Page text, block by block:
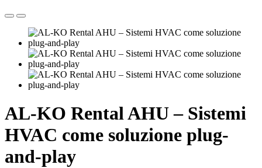
AL-KO Rental AHU – Sistemi
HVAC come soluzione plug-
and-play